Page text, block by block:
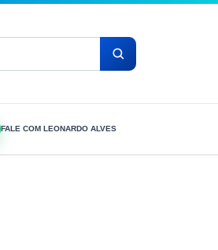
FALE COM LEONARDO ALVES